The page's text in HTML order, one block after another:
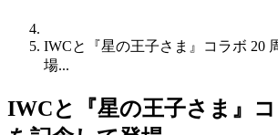
IWCと『星の王子さま』コラボ 20
場...
IWCと『星の王子さま』